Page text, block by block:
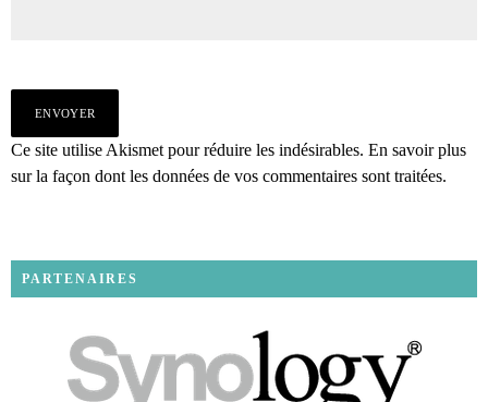
Ce site utilise Akismet pour réduire les indésirables. En savoir plus
sur la façon dont les données de vos commentaires sont traitées.
PARTENAIRES